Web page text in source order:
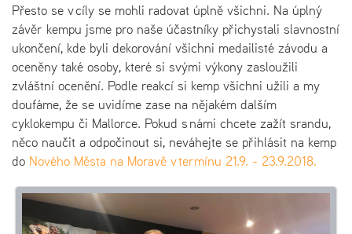
Přesto se v cíly se mohli radovat úplně všichni. Na úplný
závěr kempu jsme pro naše účastníky přichystali slavnostní
ukončení, kde byli dekorování všichni medailisté závodu a
oceněny také osoby, které si svými výkony zasloužili
zvláštní ocenění. Podle reakcí si kemp všichni užili a my
doufáme, že se uvidíme zase na nějakém dalším
cyklokempu či Mallorce. Pokud s námi chcete zažít srandu,
něco naučit a odpočinout si, neváhejte se přihlásit na kemp
do Nového Města na Moravě v termínu 21.9. - 23.9.2018.